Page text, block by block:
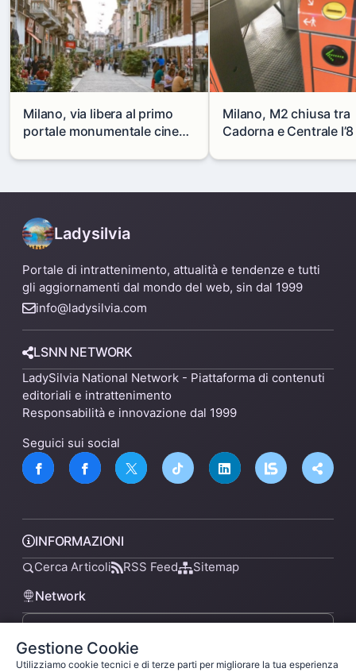
Milano, via libera al primo
portale monumentale cinese
Milano, M2 chiusa tra
Cadorna e Centrale
alternative
Gestione Cookie
Utilizziamo cookie tecnici e di terze parti per migliorare la tua esperienza
Ladysilvia
Portale di intrattenimento, attualità e tendenze e tutti
gli aggiornamenti dal mondo del web, sin dal 1999
info@ladysilvia.com
LSNN NETWORK
LadySilvia National Network - Piattaforma di contenuti
editoriali e intrattenimento
Responsabilità e innovazione dal 1999
Seguici sui social
INFORMAZIONI
Cerca Articoli RSS Feed Sitemap
Network
lsnn.net